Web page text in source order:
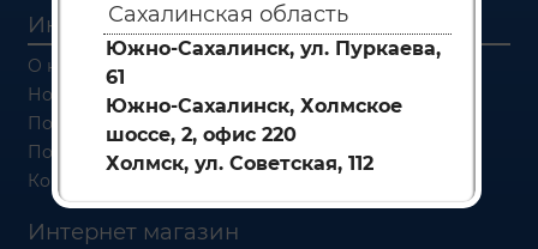
Сахалинская область
Южно-Сахалинск, ул. Пуркаева,
61
Южно-Сахалинск, Холмское
шоссе, 2, офис 220
Холмск, ул. Советская, 112
Информация
О компании
Новости
Политика конфиденциальности
Политика обработки персональных данных
Контакты
Интернет магазин